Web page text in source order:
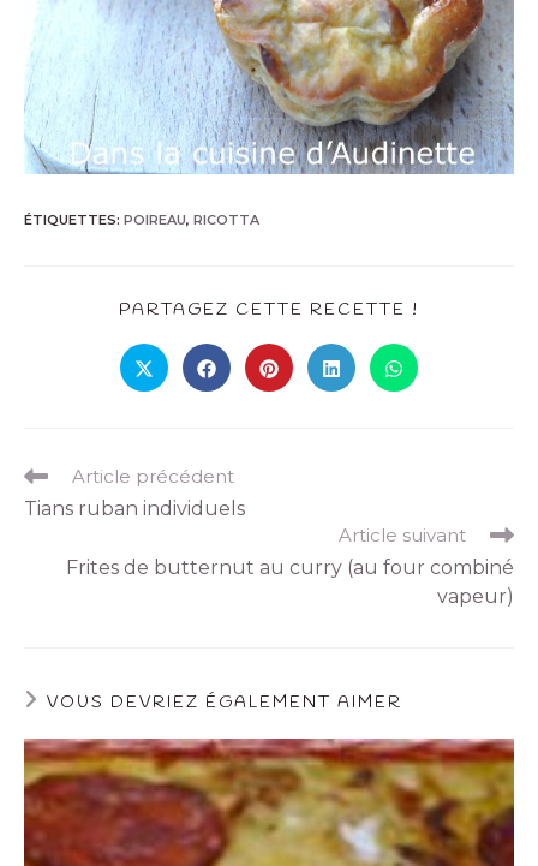
ÉTIQUETTES: POIREAU, RICOTTA
PARTAGEZ CETTE RECETTE !
Article précédent
Tians ruban individuels
Article suivant
Frites de butternut au curry (au four combiné
vapeur)
VOUS DEVRIEZ ÉGALEMENT AIMER